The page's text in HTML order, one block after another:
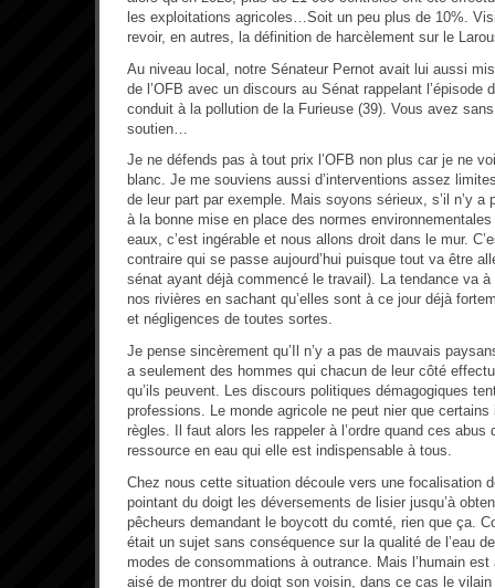
les exploitations agricoles…Soit un peu plus de 10%.
revoir, en autres, la définition de harcèlement sur le
Au niveau local, notre Sénateur Pernot avait lui aussi
de l’OFB avec un discours au Sénat rappelant l’épisode
conduit à la pollution de la Furieuse (39). Vous avez
soutien…
Je ne défends pas à tout prix l’OFB non plus car je ne
blanc. Je me souviens aussi d’interventions assez
de leur part par exemple. Mais soyons sérieux, s’il n’y a
à la bonne mise en place des normes
eaux, c’est ingérable et nous allons droit dans le mur.
contraire qui se passe aujourd’hui puisque tout va être
sénat ayant déjà commencé le travail). La tendance va à
nos rivières en sachant qu’elles sont à ce jour déjà
et négligences de toutes sortes.
Je pense sincèrement qu’Il n’y a pas de mauvais
a seulement des hommes qui chacun de leur côté
qu’ils peuvent. Les discours politiques démagogiques
professions. Le monde agricole ne peut nier que
règles. Il faut alors les rappeler à l’ordre quand ces abus
ressource en eau qui elle est indispensable à tous.
Chez nous cette situation découle vers une focalisation
pointant du doigt les déversements de lisier jusqu’à
pêcheurs demandant le boycott du comté, rien que ça.
était un sujet sans conséquence sur la qualité de l’eau
modes de consommations à outrance. Mais l’humain
aisé de montrer du doigt son voisin, dans ce cas le